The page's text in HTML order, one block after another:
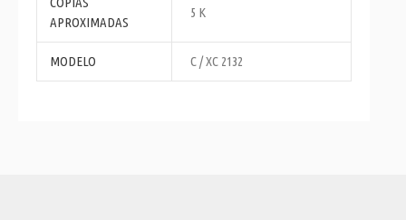
APROXIMADAS
5 K
MODELO C / XC 2132